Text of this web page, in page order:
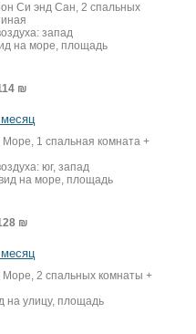
Си энд Сан, 2 спальных
запад
на море, площадь
₪
1 спальная комната +
юг, запад
на море, площадь
₪
2 спальных комнаты +
на улицу, площадь